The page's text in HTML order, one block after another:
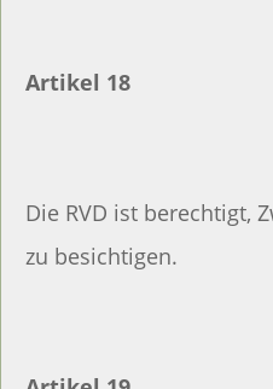
Artikel 18
Die RVD ist berechtigt,
zu besichtigen.